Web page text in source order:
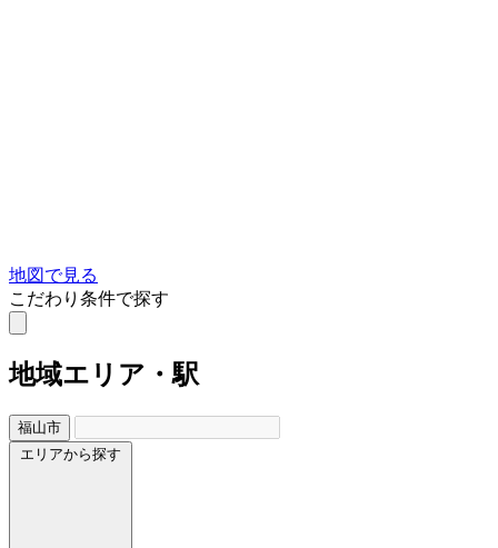
地図で見る
こだわり条件で探す
地域エリア・駅
福山市
エリアから探す